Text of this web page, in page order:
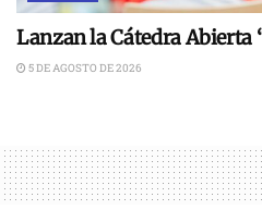
Lanzan la Cátedra Abierta
5 DE AGOSTO DE 2026